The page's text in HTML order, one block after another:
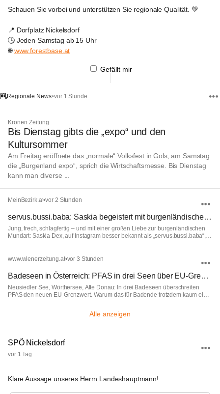
Schauen Sie vorbei und unterstützen Sie regionale Qualität. 💚
📍 Dorfplatz Nickelsdorf
🕒 Jeden Samstag ab 15 Uhr
🌐 www.forestbase.at
Gefällt mir
Regionale News•vor 1 Stunde
Kronen Zeitung
Bis Dienstag gibts die „expo“ und den
Kultursommer
Am Freitag eröffnete das „normale“ Volksfest in Gols, am Samstag
die „Burgenland expo“, sprich die Wirtschaftsmesse. Bis Dienstag
kann man diverse ...
MeinBezirk.at•vor 2 Stunden
servus.bussi.baba: Saskia begeistert mit burgenländischem Dialekt Tausende Follower
Jung, frech, schlagfertig – und mit einer großen Liebe zur burgenländischen
Mundart: Saskia Dex, auf Instagram besser bekannt als „servus.bussi.baba“,
www.wienerzeitung.at•vor 3 Stunden
Badeseen in Österreich: PFAS in drei Seen über EU-Grenzwert | WZ • Wiener Zeitung
Neusiedler See, Wörthersee, Alte Donau: In drei Badeseen überschreiten
PFAS den neuen EU-Grenzwert. Warum das für Badende trotzdem kaum eine
Alle anzeigen
SPÖ Nickelsdorf
vor 1 Tag
Klare Aussage unseres Herrn Landeshauptmann!